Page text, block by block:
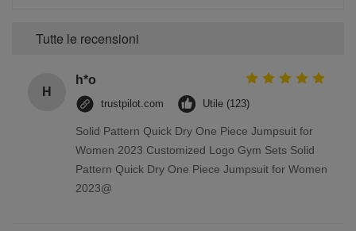
Tutte le recensioni
H
h*o
trustpilot.com Utile (123)
Solid Pattern Quick Dry One Piece Jumpsuit for
Women 2023 Customized Logo Gym Sets Solid
Pattern Quick Dry One Piece Jumpsuit for Women
2023@